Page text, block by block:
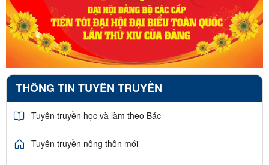
THÔNG TIN TUYÊN TRUYỀN
Tuyên truyền học và làm theo Bác
Tuyên truyền nông thôn mới